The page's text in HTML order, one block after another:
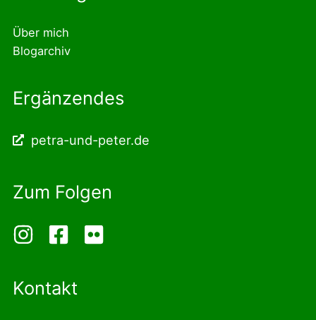
Über mich
Blogarchiv
Ergänzendes
petra-und-peter.de
Zum Folgen
Kontakt